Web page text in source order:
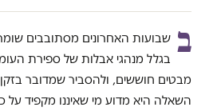
ב שבועות האחרונים מסתובבים
בגלל מנהגי אבלות של ספירת
מבטים חוששים, ולהסביר שמדובר
השאלה היא מדוע מי שאיננו מקפיד על